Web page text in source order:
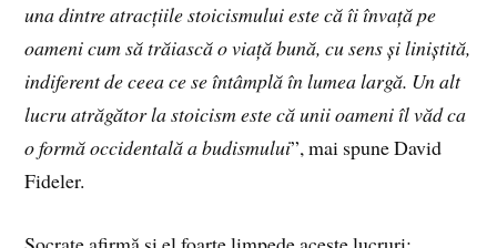
una dintre atracțiile stoicismului este că îi învață pe
oameni cum să trăiască o viață bună, cu sens și liniștită,
indiferent de ceea ce se întâmplă în lumea largă. Un alt
lucru atrăgător la stoicism este că unii oameni îl văd ca
o formă occidentală a budismului”, mai spune David
Fideler.